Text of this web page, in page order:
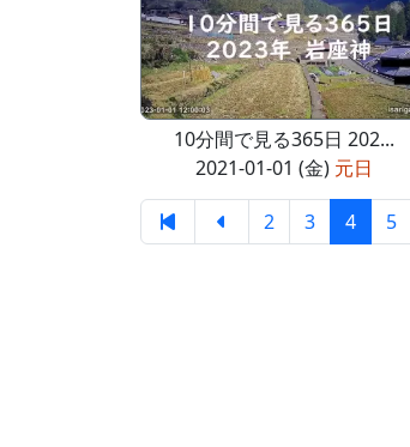
10分間で見る365日 202...
2021-01-01 (金) 元日
2 3 4 5